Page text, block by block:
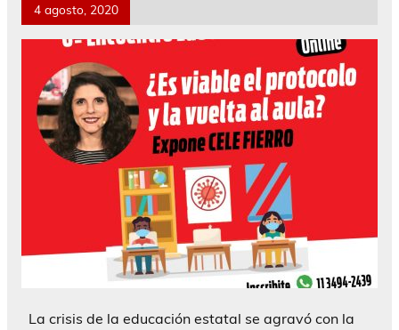
4 agosto, 2020
La crisis de la educación estatal se agravó con la